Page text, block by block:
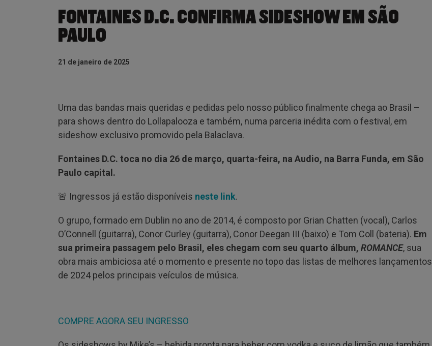
FONTAINES D.C. CONFIRMA SIDESHOW EM SÃO
PAULO
21 de janeiro de 2025
Uma das bandas mais queridas e pedidas pelo nosso público finalmente chega ao Brasil –
para shows dentro do Lollapalooza e também, numa parceria inédita com o festival, em
sideshow exclusivo promovido pela Balaclava.
Fontaines D.C. toca no dia 26 de março, quarta-feira, na Audio, na Barra Funda, em São
Paulo capital.
🚨 Ingressos já estão disponíveis neste link.
O grupo, formado em Dublin no ano de 2014, é composto por Grian Chatten (vocal), Carlos
O’Connell (guitarra), Conor Curley (guitarra), Conor Deegan III (baixo) e Tom Coll (bateria). Em
sua primeira passagem pelo Brasil, eles chegam com seu quarto álbum, ROMANCE, sua
obra mais ambiciosa até o momento e presente no topo das listas de melhores lançamentos
de 2024 pelos principais veículos de música.
COMPRE AGORA SEU INGRESSO